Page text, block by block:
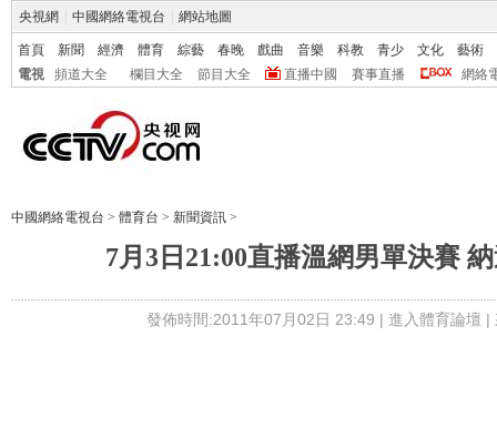
央視網 中國網絡電視台 網站地圖
首頁 新聞 經濟 體育 綜藝 春晚 戲曲 音樂 科教 青少 文化
藝術
電視
頻道大全 欄目大全 節目大全 直播中國 賽事直播 網絡
中國網絡電視台 > 體育台 > 新聞資訊 >
7月3日21:00直播溫網男單決賽
發佈時間:2011年07月02日 23:49 | 進入體育論壇 |